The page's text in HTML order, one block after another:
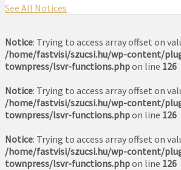
See All Notices
Notice: Trying to access array offset on
/home/fastvisi/szucsi.hu/wp-content/
townpress/lsvr-functions.phpon line 126
Notice: Trying to access array offset on
/home/fastvisi/szucsi.hu/wp-content/
townpress/lsvr-functions.phpon line 126
Notice: Trying to access array offset on
/home/fastvisi/szucsi.hu/wp-content/
townpress/lsvr-functions.phpon line 126